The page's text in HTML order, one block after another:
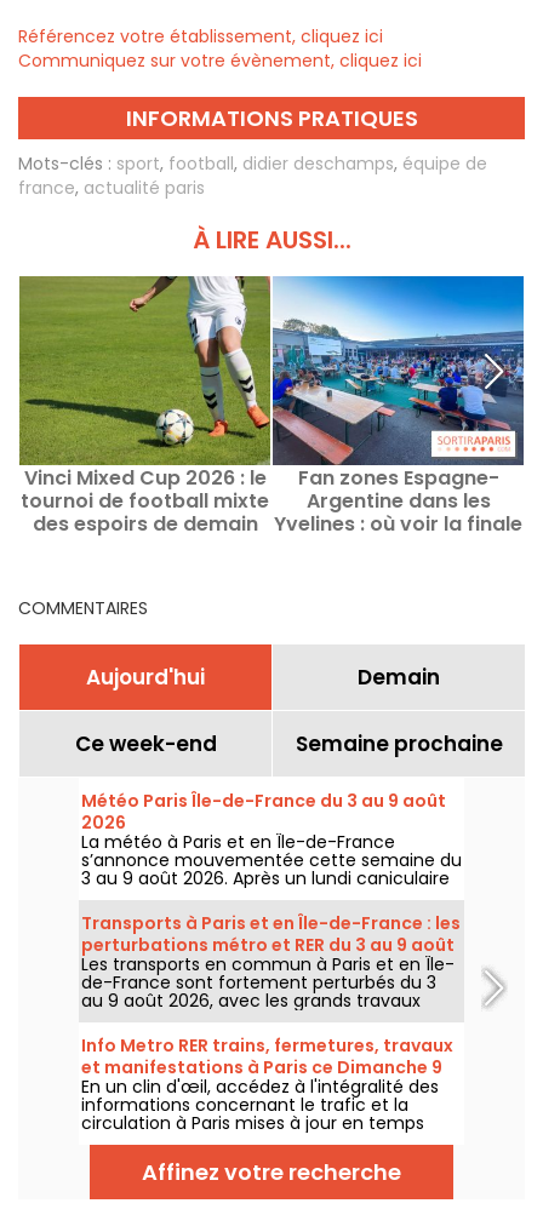
Référencez votre établissement, cliquez ici
Communiquez sur votre évènement, cliquez ici
INFORMATIONS PRATIQUES
Mots-clés : sport, football, didier deschamps, équipe de
france, actualité paris
À LIRE AUSSI...
Vinci Mixed Cup 2026 : le
tournoi de football mixte
des espoirs de demain
Fan zones Espagne-
Argentine dans les
Yvelines : où voir la finale
COMMENTAIRES
Aujourd'hui Demain
Ce week-end Semaine prochaine
Météo Paris Île-de-France du 3 au 9 août
2026
La météo à Paris et en Île-de-France
s’annonce mouvementée cette semaine du
3 au 9 août 2026. Après un lundi caniculaire
marqué par un risque d’orages, les
températures vont progressivement baisser
avant le retour d’un temps plus chaud et
ensoleillé pour le week-end.
Transports à Paris et en Île-de-France : les
perturbations métro et RER du 3 au 9 août
2026
Les transports en commun à Paris et en Île-
de-France sont fortement perturbés du 3
au 9 août 2026, avec les grands travaux
d'été qui impactent très durement
certaines lignes, selon la RATP et SNCF.
Info Metro RER trains, fermetures, travaux
et manifestations à Paris ce Dimanche 9
août 2026
En un clin d'œil, accédez à l'intégralité des
informations concernant le trafic et la
circulation à Paris mises à jour en temps
réel. Metro RER et Transilien de la RATP,
travaux, circulation, grands évènements et
manifestations, on vous donne toutes les
informations pratiques à connaître avant de
Affinez votre recherche